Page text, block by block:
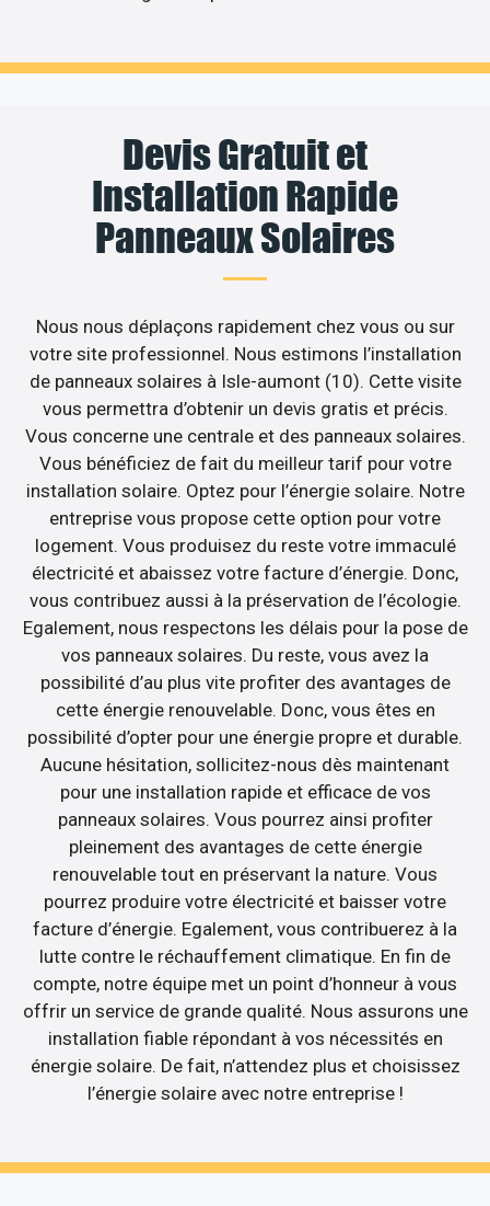
Devis Gratuit et
Installation Rapide
Panneaux Solaires
Nous nous déplaçons rapidement chez vous ou sur
votre site professionnel. Nous estimons l’installation
de panneaux solaires à Isle-aumont (10). Cette visite
vous permettra d’obtenir un devis gratis et précis.
Vous concerne une centrale et des panneaux solaires.
Vous bénéficiez de fait du meilleur tarif pour votre
installation solaire. Optez pour l’énergie solaire. Notre
entreprise vous propose cette option pour votre
logement. Vous produisez du reste votre immaculé
électricité et abaissez votre facture d’énergie. Donc,
vous contribuez aussi à la préservation de l’écologie.
Egalement, nous respectons les délais pour la pose de
vos panneaux solaires. Du reste, vous avez la
possibilité d’au plus vite profiter des avantages de
cette énergie renouvelable. Donc, vous êtes en
possibilité d’opter pour une énergie propre et durable.
Aucune hésitation, sollicitez-nous dès maintenant
pour une installation rapide et efficace de vos
panneaux solaires. Vous pourrez ainsi profiter
pleinement des avantages de cette énergie
renouvelable tout en préservant la nature. Vous
pourrez produire votre électricité et baisser votre
facture d’énergie. Egalement, vous contribuerez à la
lutte contre le réchauffement climatique. En fin de
compte, notre équipe met un point d’honneur à vous
offrir un service de grande qualité. Nous assurons une
installation fiable répondant à vos nécessités en
énergie solaire. De fait, n’attendez plus et choisissez
l’énergie solaire avec notre entreprise !